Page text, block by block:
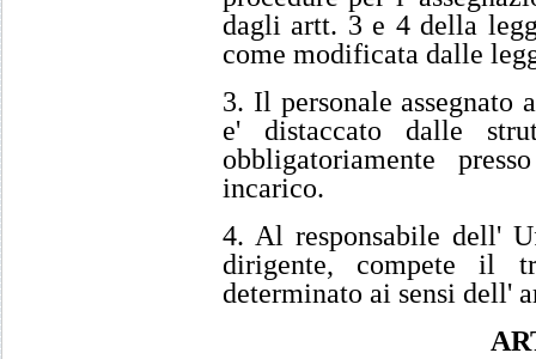
dagli artt. 3 e 4 della
come modificata dalle
3. Il personale
e' distaccato dalle
obbligatoriamente
incarico.
4. Al responsabile dell'
dirigente, compete il
determinato ai sensi dell'